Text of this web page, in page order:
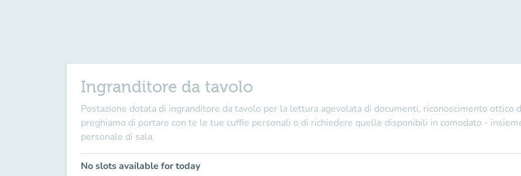
Ingranditore da tavolo
Postazione dotata di ingranditore da tavolo per la lettura agevolata di documenti, riconoscimento ottico
preghiamo di portare con te le tue cuffie personali o di richiedere quelle disponibili in comodato -
personale di sala.
No slots available for today